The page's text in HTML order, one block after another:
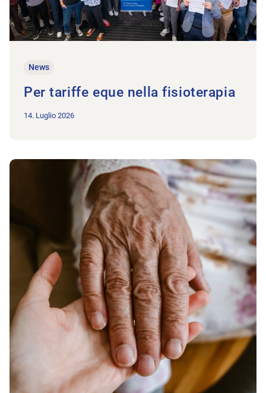
News
Per tariffe eque nella fisioterapia
14. Luglio 2026
All'articolo Corso prevenzione cadute – 28 novembre 2026